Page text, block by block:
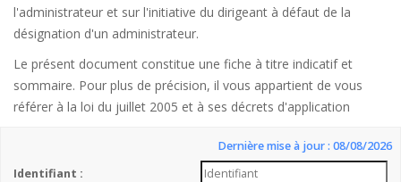
l'administrateur et sur l'initiative du dirigeant à défaut de la
désignation d'un administrateur.
Le présent document constitue une fiche à titre indicatif et
sommaire. Pour plus de précision, il vous appartient de vous
référer à la loi du juillet 2005 et à ses décrets d'application
Dernière mise à jour : 08/08/2026
Identifiant :